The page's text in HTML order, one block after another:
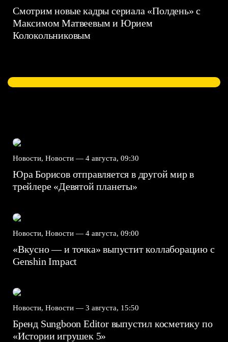
Смотрим новые кадры сериала «Полдень» с
Максимом Матвеевым и Юрием
Колокольниковым
Новости, Новости — 4 августа, 09:30
Юра Борисов отправляется в другой мир в
трейлере «Девятой планеты»
Новости, Новости — 4 августа, 09:00
«Вкусно — и точка» выпустит коллаборацию с
Genshin Impact⁠⁠
Новости, Новости — 3 августа, 15:50
Бренд Sungboon Editor выпустил косметику по
«Истории игрушек 5»